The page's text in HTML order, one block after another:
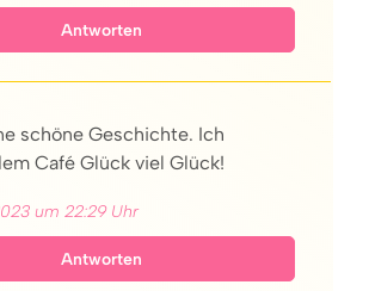
Antworten
schöne Geschichte. Ich
Café Glück viel Glück!
um 22:29 Uhr
Antworten